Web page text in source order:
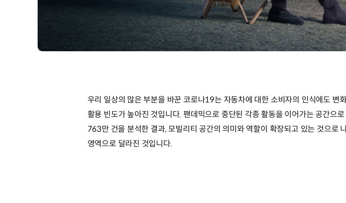
우리 일상의 많은 부분을 바꾼 코로나19는 자동차에 대한 소비자의 인식에도 변
활용 빈도가 높아진 것입니다. 팬데믹으로 중단된 각종 활동을 이어가는 공간으
763만 건을 분석한 결과, 모빌리티 공간의 의미와 역할이 확장되고 있는 것으로
영역으로 달라진 것입니다.